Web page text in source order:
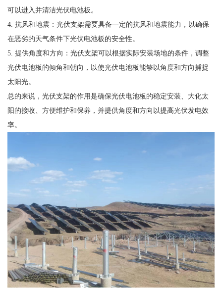
可以进入并清洁光伏电池板。
4. 抗风和地震：光伏支架需要具备一定的抗风和地震能力，以确保
在恶劣的天气条件下光伏电池板的安全性。
5. 提供角度和方向：光伏支架可以根据实际安装场地的条件，调整
光伏电池板的倾角和朝向，以使光伏电池板能够以角度和方向捕捉
太阳光。
总的来说，光伏支架的作用是确保光伏电池板的稳定安装、大化太
阳的接收、方便维护和保养，并提供角度和方向以提高光伏发电效
率。